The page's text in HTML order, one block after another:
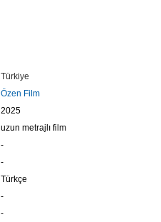
Türkiye
Özen Film
2025
uzun metrajlı film
-
-
Türkçe
-
-